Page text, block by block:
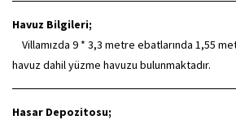
Havuz Bilgileri;
Villamızda 9 * 3,3 metre ebatlarında 1,55
havuz dahil yüzme havuzu bulunmaktadır.
Hasar Depozitosu;